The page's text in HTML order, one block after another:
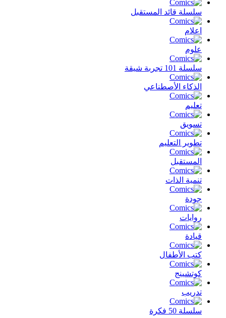
سلسلة قائد المستقبل
اعلام
علوم
سلسلة 101 تجربة شيقة
الذكاء الأصطناعي
تعليم
تسويق
تطوير التعليم
المستقبل
تنمية الذات
جودة
روايات
قيادة
كتب الأطفال
كوتشينج
تدريب
سلسلة 50 فكرة